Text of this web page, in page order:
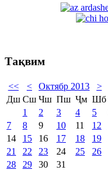
Тақвим
<< < Октябр 2013 >
Дш Сш Чш Пш Ҷм Шб
1
2 3 4 5
7
8 9 10 11 12
14
15 16 17 18 19
21
22 23 24 25 26
28
29 30 31